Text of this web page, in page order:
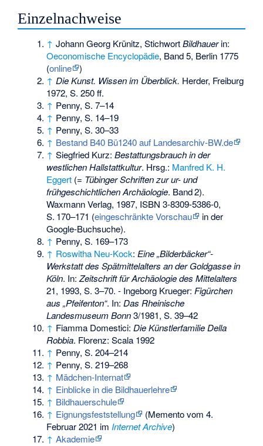
Einzelnachweise
↑ Johann Georg Krünitz, StichwortBildhauerin:
Oeconomische Encyclopädie, Band 5, Berlin 1775
(online
)
↑ Die Kunst. Wissen im Überblick. Herder, Freiburg
1972, S. 250 ff.
↑ Penny, S. 7–14
↑ Penny, S. 14–19
↑ Penny, S. 30–33
↑ Bestand B40 Bü1240 auf Landesarchiv-BW.de
↑ Siegfried Kurz:Bestattungsbrauch in der
westlichen Hallstattkultur. Hrsg.: Manfred K. H.
Eggert (= Tübinger Schriften zur ur- und
frühgeschichtlichen Archäologie. Band2).
Waxmann Verlag, 1987, ISBN 3-8309-5386-0,
S. 170–171 (eingeschränkte Vorschau
in der
Google-Buchsuche).
↑ Penny, S. 169–173
↑ Roswitha Neu-Kock:Eine „Bilderbäcker“-
Werkstatt des Spätmittelalters an der Goldgasse in
Köln. In:Zeitschrift für Archäologie des Mittelalters
21, 1993, S. 3–70. - Ingeborg Krueger:Figürchen
aus „Pfeifenton“. In:Das Rheinische
Landesmuseum Bonn3/1981, S. 39–42
↑ Fiamma Domestici:Die Künstlerfamilie Della
Robbia. Florenz: Scala 1992
↑ Penny, S. 204–214
↑ Penny, S. 219–268
↑ Mädchen-Internat
↑ Einblicke in die Bildhauerlehre
↑ Bildhauerschule
↑ Eignungsfeststellung (Mementovom 4.
Februar 2021 imInternet Archive)
↑ Akademie